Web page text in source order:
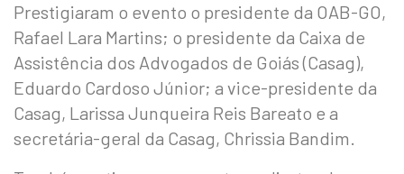
Prestigiaram o evento o presidente da OAB-GO,
Rafael Lara Martins; o presidente da Caixa de
Assistência dos Advogados de Goiás (Casag),
Eduardo Cardoso Júnior; a vice-presidente da
Casag, Larissa Junqueira Reis Bareato e a
secretária-geral da Casag, Chrissia Bandim.